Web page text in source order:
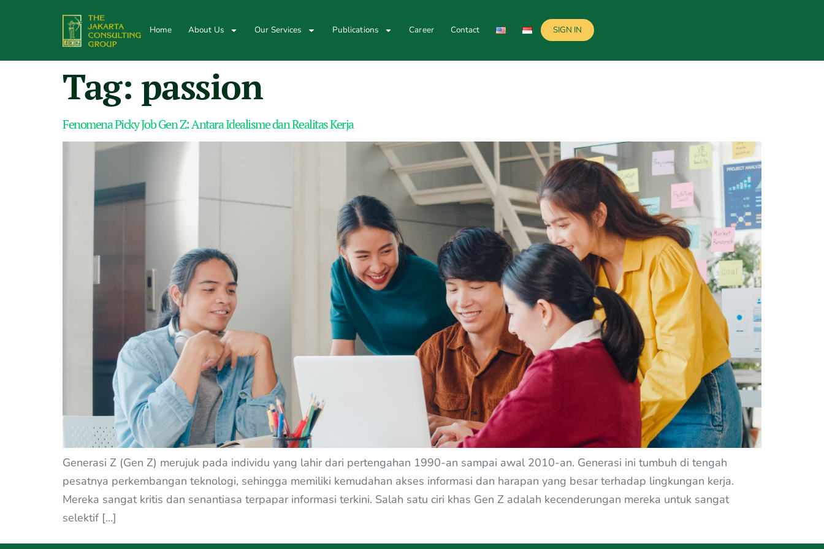
Home About Us Our Services Publications Career Contact SIGN IN
Tag: passion
Fenomena Picky Job Gen Z: Antara Idealisme dan Realitas Kerja
Generasi Z (Gen Z) merujuk pada individu yang lahir dari pertengahan 1990-an sampai awal 2010-an. Generasi ini tumbuh di tengah
pesatnya perkembangan teknologi, sehingga memiliki kemudahan akses informasi dan harapan yang besar terhadap lingkungan kerja.
Mereka sangat kritis dan senantiasa terpapar informasi terkini. Salah satu ciri khas Gen Z adalah kecenderungan mereka untuk sangat
selektif […]